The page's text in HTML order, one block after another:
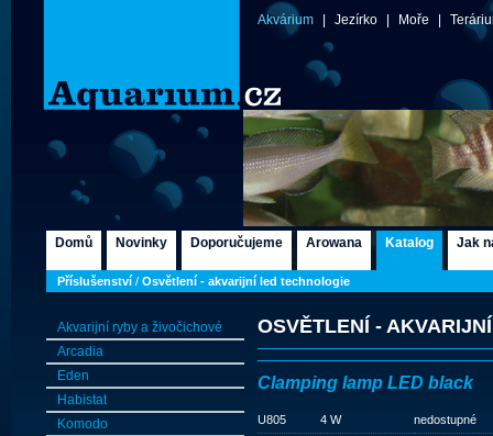
Akvárium Jezírko Moře
Domů Novinky Doporučujeme Arowana Katalog Jak
Příslušenství / Osvětlení - akvarijní led technologie
Akvarijní ryby a živočichové
Arcadia
Eden
Habistat
Komodo
OSVĚTLENÍ -
Clamping lamp LED black
U805 4 W nedostupné